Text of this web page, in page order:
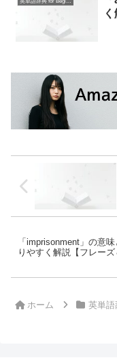
「imprisonment」の意
りやすく解説【フレーズ
ホーム 英単語